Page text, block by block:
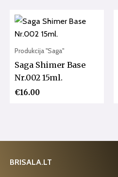
Produkcija "Saga"
Saga Shimer Base
Nr.002 15ml.
€16.00
BRISALA.LT